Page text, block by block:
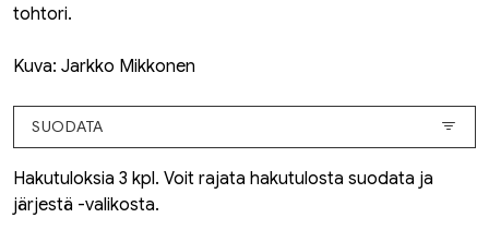
tohtori.
Kuva: Jarkko Mikkonen
SUODATA
Hakutuloksia 3 kpl. Voit rajata hakutulosta suodata ja
järjestä -valikosta.